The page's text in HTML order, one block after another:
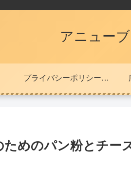
アニュー
プライバシーポリシー・免責事項
めのパン粉とチー